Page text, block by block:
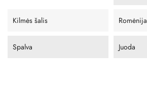
Kilmės šalis Romėnija
Spalva Juoda